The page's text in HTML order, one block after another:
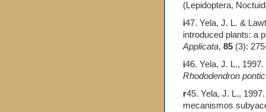
(Lepidoptera,
i47. Yela, J. L. &
introduced plants: a
Applicata, 85 (3):
i46. Yela, J. L.,
Rhododendron
r45. Yela, J. L.,
mecanismos